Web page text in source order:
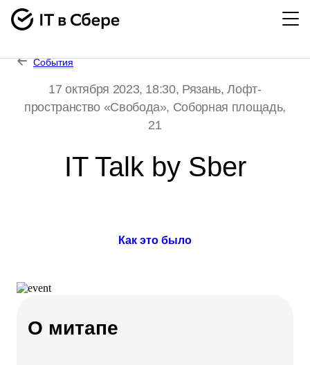
События
17 октября 2023, 18:30, Рязань, Лофт-
пространство «Свобода», Соборная площадь,
21
IT Talk by Sber
Как это было
О митапе